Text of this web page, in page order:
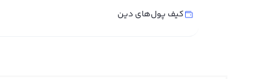
کیف پول‌های دین